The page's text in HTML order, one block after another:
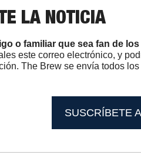
LA NOTICIA
o familiar que sea fan de
este correo electrónico, y
The Brew se envía todos
SUSCRÍBETE